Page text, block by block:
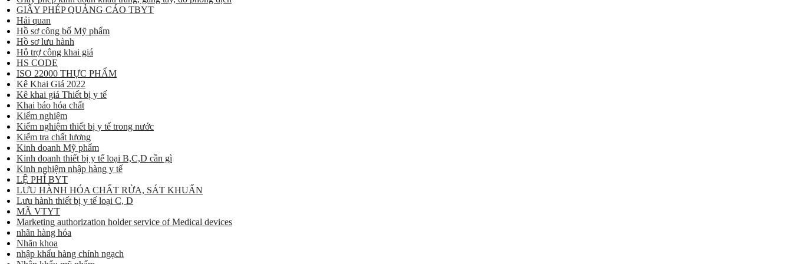
GIẤY PHÉP QUẢNG CÁO TBYT
Hải quan
Hồ sơ công bố Mỹ phẩm
Hồ sơ lưu hành
Hỗ trợ công khai giá
HS CODE
ISO 22000 THỰC PHẨM
Kê Khai Giá 2022
Kê khai giá Thiết bị y tế
Khai báo hóa chất
Kiểm nghiệm
Kiểm nghiệm thiết bị y tế trong nước
Kiểm tra chất lượng
Kinh doanh Mỹ phẩm
Kinh doanh thiết bị y tế loại B,C,D cần gì
Kinh nghiệm nhập hàng y tế
LỆ PHÍ BYT
LƯU HÀNH HÓA CHẤT RỬA, SÁT KHUẨN
Lưu hành thiết bị y tế loại C, D
MÃ VTYT
Marketing authorization holder service of Medical devices
nhãn hàng hóa
Nhãn khoa
nhập khẩu hàng chính ngạch